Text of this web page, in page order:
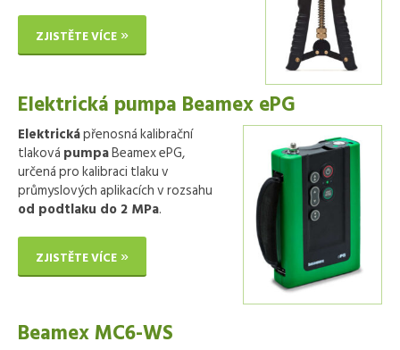
ZJISTĚTE VÍCE
Elektrická pumpa Beamex ePG
Elektrickápřenosná kalibrační
tlaková pumpaBeamex ePG,
určená pro kalibraci tlaku v
průmyslových aplikacích v rozsahu
od podtlaku do 2 MPa.
ZJISTĚTE VÍCE
Beamex MC6-WS